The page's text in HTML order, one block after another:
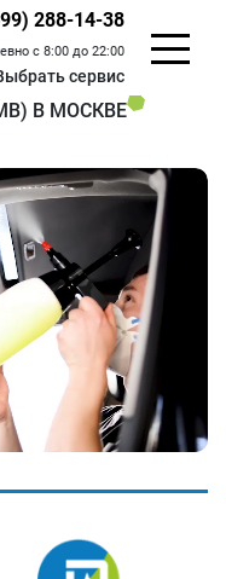
288-14-38
с 8:00 до 22:00
сервис
В МОСКВЕ